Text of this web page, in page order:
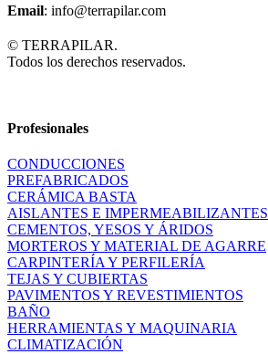
Email: info@terrapilar.com
© TERRAPILAR.
Todos los derechos reservados.
Profesionales
CONDUCCIONES
PREFABRICADOS
CERÁMICA BASTA
AISLANTES E IMPERMEABILIZANTES
CEMENTOS, YESOS Y ÁRIDOS
MORTEROS Y MATERIAL DE AGARRE
CARPINTERÍA Y PERFILERÍA
TEJAS Y CUBIERTAS
PAVIMENTOS Y REVESTIMIENTOS
BAÑO
HERRAMIENTAS Y MAQUINARIA
CLIMATIZACIÓN